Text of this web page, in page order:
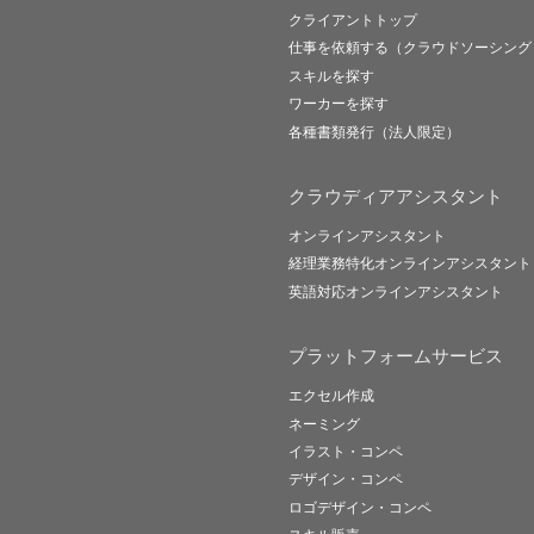
クライアントトップ
仕事を依頼する（クラウドソーシング
スキルを探す
ワーカーを探す
各種書類発行（法人限定）
クラウディアアシスタント
オンラインアシスタント
経理業務特化オンラインアシスタント
英語対応オンラインアシスタント
プラットフォームサービス
エクセル作成
ネーミング
イラスト・コンペ
デザイン・コンペ
ロゴデザイン・コンペ